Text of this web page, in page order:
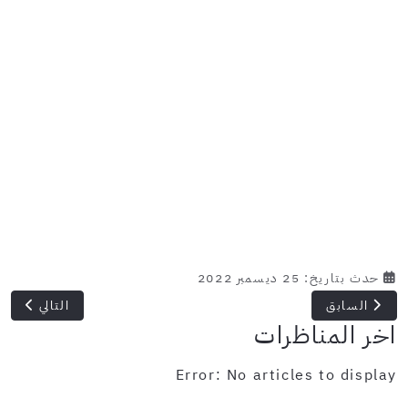
حدث بتاريخ: 25 ديسمبر 2022
المقال السابق: عزيزة : انتداب 06 أعوان في مختلف الإختصاصات
السابق المقال التالي:
التالي
اخر المناظرات
Error: No articles to display